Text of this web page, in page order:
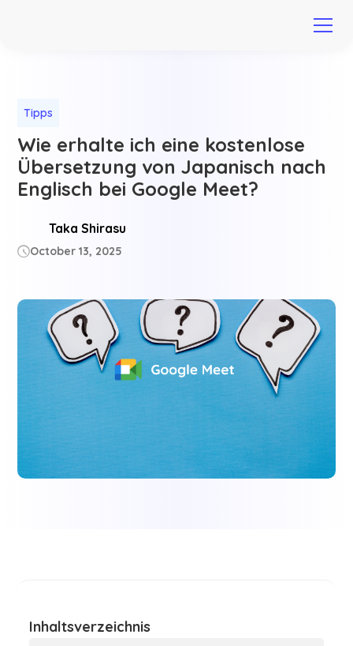
Tipps
Wie erhalte ich eine kostenlose
Übersetzung von Japanisch nach
Englisch bei Google Meet?
Taka Shirasu
October 13, 2025
Inhaltsverzeichnis